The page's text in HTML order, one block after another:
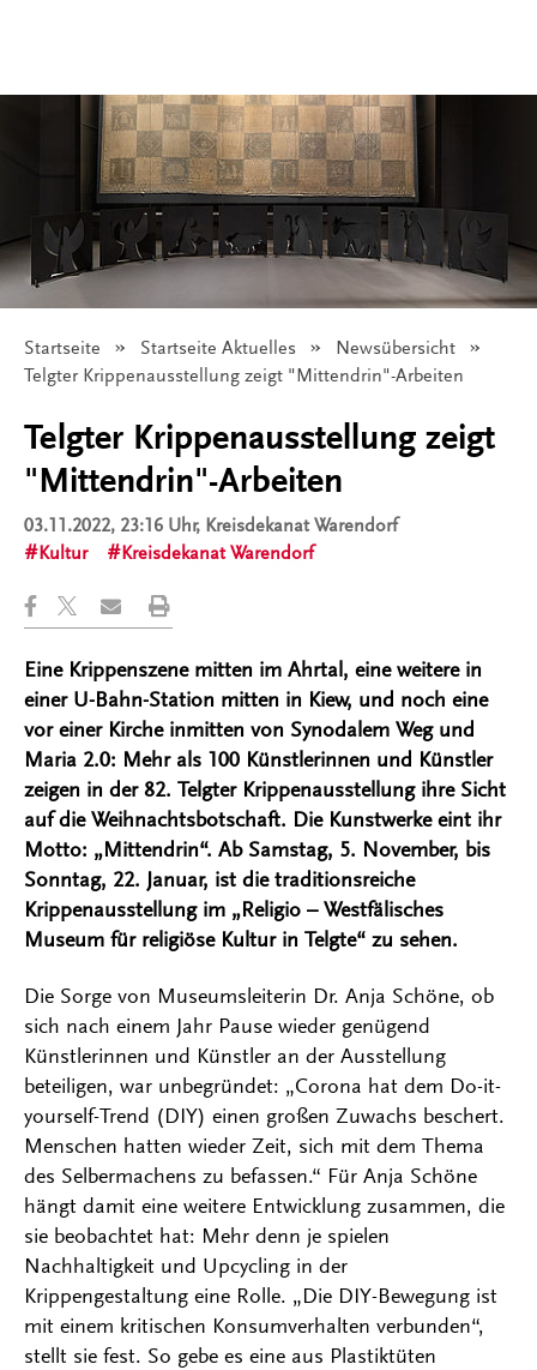
Startseite Startseite Aktuelles
Newsübersicht
Angezeigt:
Telgter Krippenausstellung zeigt "Mittendrin"-Arbeiten
Telgter Krippenausstellung zeigt
"Mittendrin"-Arbeiten
03.11.2022, 23:16 Uhr, Kreisdekanat Warendorf
Kultur
Kreisdekanat Warendorf
Eine Krippenszene mitten im Ahrtal, eine weitere in
einer U-Bahn-Station mitten in Kiew, und noch eine
vor einer Kirche inmitten von Synodalem Weg und
Maria 2.0: Mehr als 100 Künstlerinnen und Künstler
zeigen in der 82. Telgter Krippenausstellung ihre Sicht
auf die Weihnachtsbotschaft. Die Kunstwerke eint ihr
Motto: „Mittendrin“. Ab Samstag, 5. November, bis
Sonntag, 22. Januar, ist die traditionsreiche
Krippenausstellung im „Religio – Westfälisches
Museum für religiöse Kultur in Telgte“ zu sehen.
Die Sorge von Museumsleiterin Dr. Anja Schöne, ob
sich nach einem Jahr Pause wieder genügend
Künstlerinnen und Künstler an der Ausstellung
beteiligen, war unbegründet: „Corona hat dem Do-it-
yourself-Trend (DIY) einen großen Zuwachs beschert.
Menschen hatten wieder Zeit, sich mit dem Thema
des Selbermachens zu befassen.“ Für Anja Schöne
hängt damit eine weitere Entwicklung zusammen, die
sie beobachtet hat: Mehr denn je spielen
Nachhaltigkeit und Upcycling in der
Krippengestaltung eine Rolle. „Die DIY-Bewegung ist
mit einem kritischen Konsumverhalten verbunden“,
stellt sie fest. So gebe es eine aus Plastiktüten